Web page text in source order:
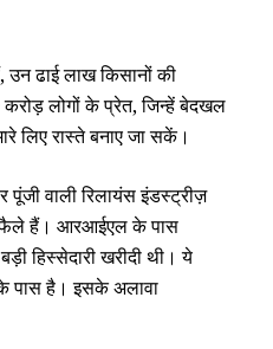
उन ढाई लाख किसानों की
लोगों के प्रेत, जिन्‍हें बेदखल
लिए रास्‍ते बनाए जा सकें।
वाली रिलायंस इंडस्‍ट्रीज़
फैले हैं। आरआईएल के पास
हिस्‍सेदारी खरीदी थी। ये
पास है। इसके अलावा